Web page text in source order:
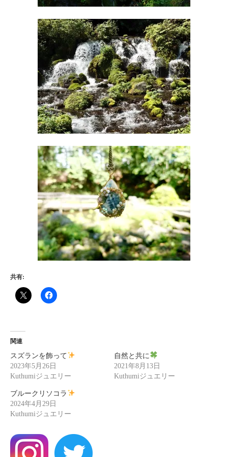
共有:
関連
スズランを飾って
2023年5月26日
Kuthumiジュエリー
自然と共に
2021年8月13日
Kuthumiジュエリー
ブルークリソコラ
2024年4月29日
Kuthumiジュエリー